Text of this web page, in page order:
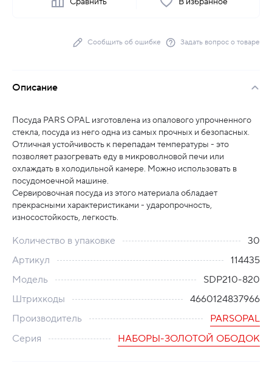
Сообщить об ошибке Задать вопрос о товаре
Описание
Посуда PARS OPAL изготовлена из опалового упрочненного
стекла, посуда из него одна из самых прочных и безопасных.
Отличная устойчивость к перепадам температуры - это
позволяет разогревать еду в микроволновой печи или
охлаждать в холодильной камере. Можно использовать в
посудомоечной машине.
Сервировочная посуда из этого материала обладает
прекрасными характеристиками - ударопрочность,
износостойкость, легкость.
Количество в упаковке
30
Артикул
114435
Модель
SDP210-820
Штрихкоды
4660124837966
Производитель
PARSOPAL
Серия
НАБОРЫ-ЗОЛОТОЙ ОБОДОК